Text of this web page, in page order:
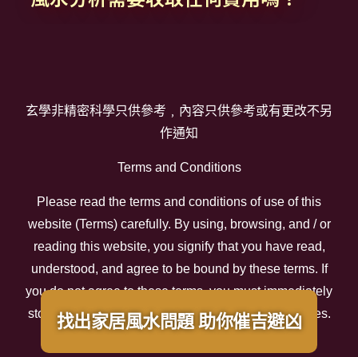
找出家居風水問題 助你催吉避凶
玄學非精密科學只供參考﹐內容只供參考或有更改不另
作通知
Terms and Conditions
Please read the terms and conditions of use of this
website (Terms) carefully. By using, browsing, and / or
reading this website, you signify that you have read,
understood, and agree to be bound by these terms. If
you do not agree to these terms, you must immediately
stop using the related website or any related services.